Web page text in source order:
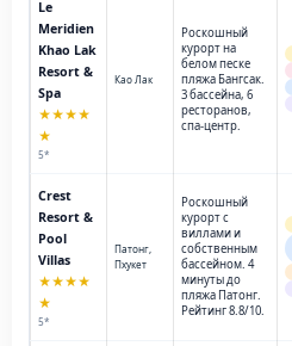
Le
Meridien
Khao Lak
Resort &
Spa
★★★★
★
5*
Као Лак
Роскошный
курорт на
белом песке
пляжа Бангсак.
3 бассейна, 6
ресторанов,
спа-центр.
Crest
Resort &
Pool
Villas
★★★★
★
5*
Патонг,
Пхукет
Роскошный
курорт с
виллами и
собственным
бассейном. 4
минуты до
пляжа Патонг.
Рейтинг 8.8/10.